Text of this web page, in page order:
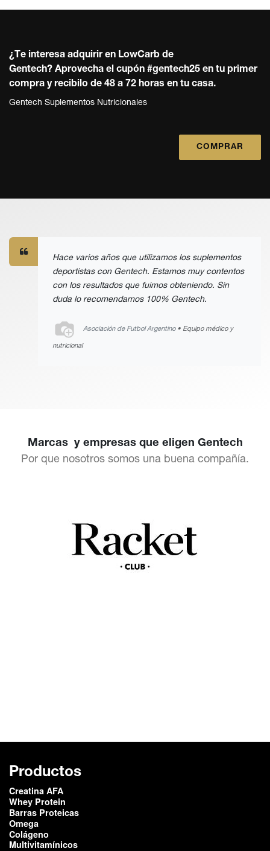
¿Te interesa adquirir en LowCarb de
Gentech? Aprovecha el cupón #gentech25 en tu primer
compra y recibilo de 48 a 72 horas en tu casa.
Gentech Suplementos Nutricionales
COMPRAR
Hace varios años que utilizamos los suplementos
deportistas con Gentech. Estamos muy contentos
con los resultados que fuimos obteniendo. Sin
duda lo recomendamos 100% Gentech.
Asociación de Futbol Argentino • Equipo médico y
nutricional
Marcas y empresas que eligen Gentech
Por que nosotros somos una buena compañía.
Productos
Creatina AFA
Whey Protein
Barras Proteicas
Omega
Colágeno
Multivitamínicos